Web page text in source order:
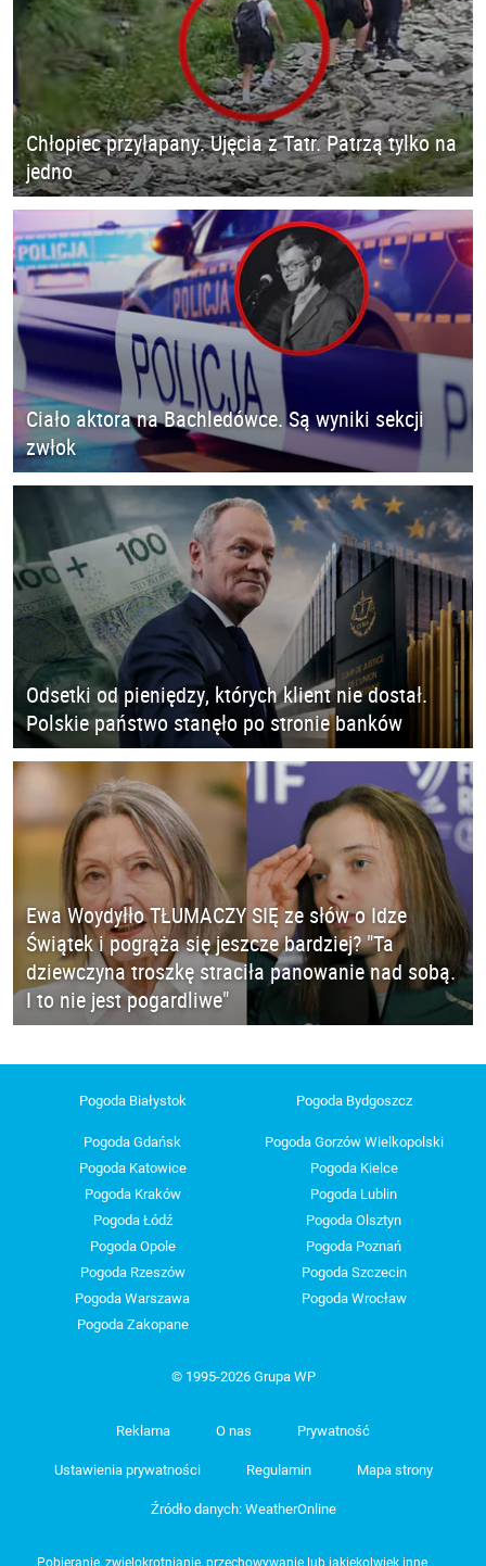
Chłopiec przyłapany. Ujęcia z Tatr. Patrzą tylko na
jedno
Ciało aktora na Bachledówce. Są wyniki sekcji
zwłok
Odsetki od pieniędzy, których klient nie dostał.
Polskie państwo stanęło po stronie banków
Ewa Woydyłło TŁUMACZY SIĘ ze słów o Idze
Świątek i pogrąża się jeszcze bardziej? "Ta
dziewczyna troszkę straciła panowanie nad sobą.
I to nie jest pogardliwe"
Pogoda Białystok Pogoda Bydgoszcz
Pogoda Gdańsk
Pogoda Gorzów Wielkopolski
Pogoda Katowice
Pogoda Kielce
Pogoda Kraków
Pogoda Lublin
Pogoda Łódź
Pogoda Olsztyn
Pogoda Opole
Pogoda Poznań
Pogoda Rzeszów
Pogoda Szczecin
Pogoda Warszawa
Pogoda Wrocław
Pogoda Zakopane
© 1995-2026 Grupa WP
Reklama O nas Prywatność
Ustawienia prywatności Regulamin Mapa strony
Źródło danych: WeatherOnline
Pobieranie, zwielokrotnianie, przechowywanie lub jakiekolwiek inne